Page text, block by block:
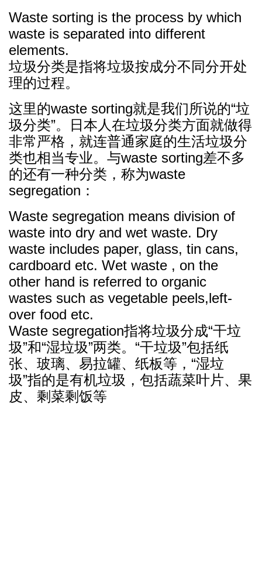
Waste sorting is the process by which
waste is separated into different
elements.
垃圾分类是指将垃圾按成分不同分开处
理的过程。
这里的waste sorting就是我们所说的“垃
圾分类”。日本人在垃圾分类方面就做得
非常严格，就连普通家庭的生活垃圾分
类也相当专业。与waste sorting差不多
的还有一种分类，称为waste
segregation：
Waste segregation means division of
waste into dry and wet waste. Dry
waste includes paper, glass, tin cans,
cardboard etc. Wet waste , on the
other hand is referred to organic
wastes such as vegetable peels,left-
over food etc.
Waste segregation指将垃圾分成“干垃
圾”和“湿垃圾”两类。“干垃圾”包括纸
张、玻璃、易拉罐、纸板等，“湿垃
圾”指的是有机垃圾，包括蔬菜叶片、果
皮、剩菜剩饭等